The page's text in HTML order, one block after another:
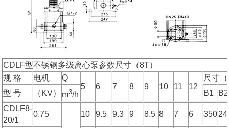
CDLF型不锈钢多级离心泵参数尺寸（8T）
规 格
电机
Q
5
6 7 8 9 10 11 12
尺寸
型 号
（KV） m3/h B1
B2
CDLF8-
20/1
0.75 10 9.5 9.3 9 8.5 8 7 6 350